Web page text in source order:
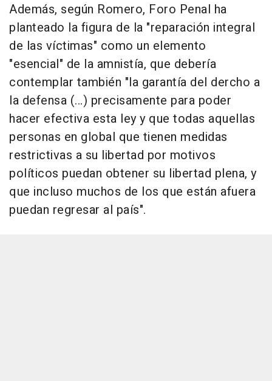
Además, según Romero, Foro Penal ha
planteado la figura de la "reparación integral
de las víctimas" como un elemento
"esencial" de la amnistía, que debería
contemplar también "la garantía del dercho a
la defensa (...) precisamente para poder
hacer efectiva esta ley y que todas aquellas
personas en global que tienen medidas
restrictivas a su libertad por motivos
políticos puedan obtener su libertad plena, y
que incluso muchos de los que están afuera
puedan regresar al país".